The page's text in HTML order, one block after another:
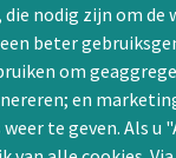
nodig zijn om
beter
om
en
te geven. Als u